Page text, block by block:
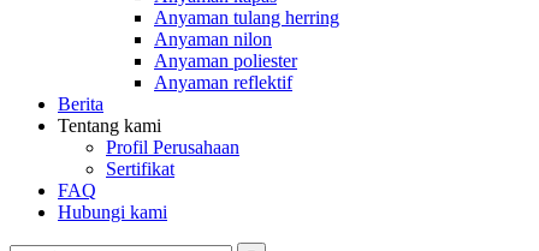
Anyaman tulang herring
Anyaman nilon
Anyaman poliester
Anyaman reflektif
Berita
Tentang kami
Profil Perusahaan
Sertifikat
FAQ
Hubungi kami